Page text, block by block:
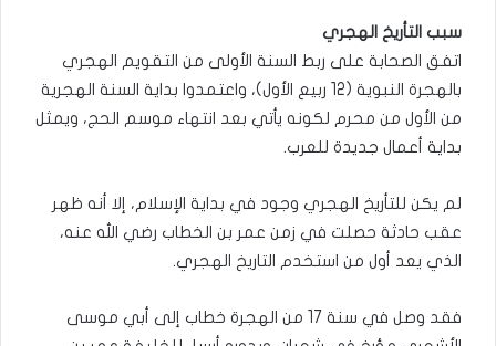
سبب التأريخ الهجري
اتفق الصحابة على ربط السنة الأولى من التقويم الهجري
بالهجرة النبوية (12 ربيع الأول)، واعتمدوا بداية السنة الهجرية
من الأول من محرم لكونه يأتي بعد انتهاء موسم الحج، ويمثل
بداية أعمال جديدة للعرب.
لم يكن للتأريخ الهجري وجود في بداية الإسلام، إلا أنه ظهر
عقب حادثة حصلت في زمن عمر بن الخطاب رضي الله عنه،
الذي يعد أول من استخدم التاريخ الهجري.
فقد وصل في سنة 17 من الهجرة خطاب إلى أبي موسى